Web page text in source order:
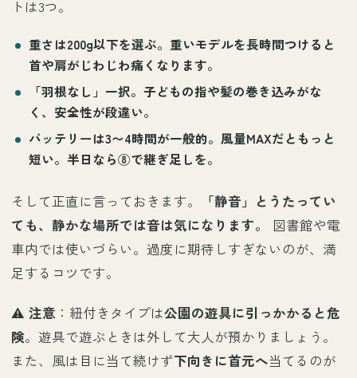
トは3つ。
重さは200g以下を選ぶ。重いモデルを長時間つけると
首や肩がじわじわ痛くなります。
「羽根なし」一択。子どもの指や髪の巻き込みがな
く、安全性が段違い。
バッテリーは3〜4時間が一般的。風量MAXだともっと
短い。半日なら⑧で継ぎ足しを。
そして正直に言っておきます。
「静音」とうたってい
ても、静かな場所では音は気になります。
図書館や電
車内では使いづらい。過度に期待しすぎないのが、満
足するコツです。
⚠️ 注意 ：紐付きタイプは公園の遊具に引っかかると危
険。遊具で遊ぶときは外して大人が預かりましょう。
また、風は目に当て続けず下向きに首元へ当てるのが